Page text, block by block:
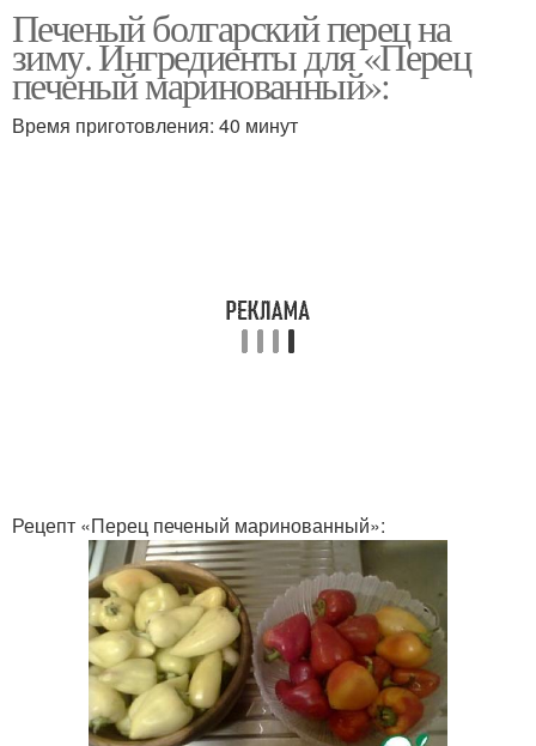
Запеченные перцы Перцы на зиму
Перец в ароматной
заправке
Печеные перцы
Перцы в масле
Печеный болгарский перец на
зиму. Ингредиенты для «Перец
печеный маринованный»:
Время приготовления: 40 минут
Рецепт «Перец печеный маринованный»: